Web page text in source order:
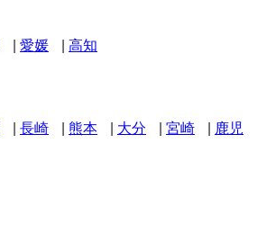
愛媛 高知
長崎 熊本 大分 宮崎 鹿児